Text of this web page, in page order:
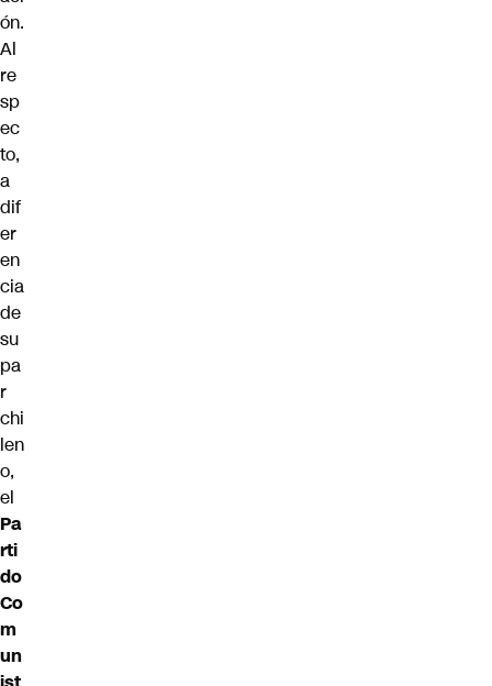
ón.
Al
re
sp
ec
to,
a
dif
er
en
cia
de
su
pa
r
chi
len
o,
el
Pa
rti
do
Co
m
un